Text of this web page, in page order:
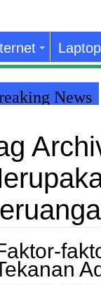
Laptop
News